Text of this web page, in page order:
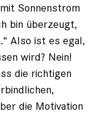
Sonnenstrom
bin überzeugt,
Also ist es egal,
wird? Nein!
die richtigen
die Motivation